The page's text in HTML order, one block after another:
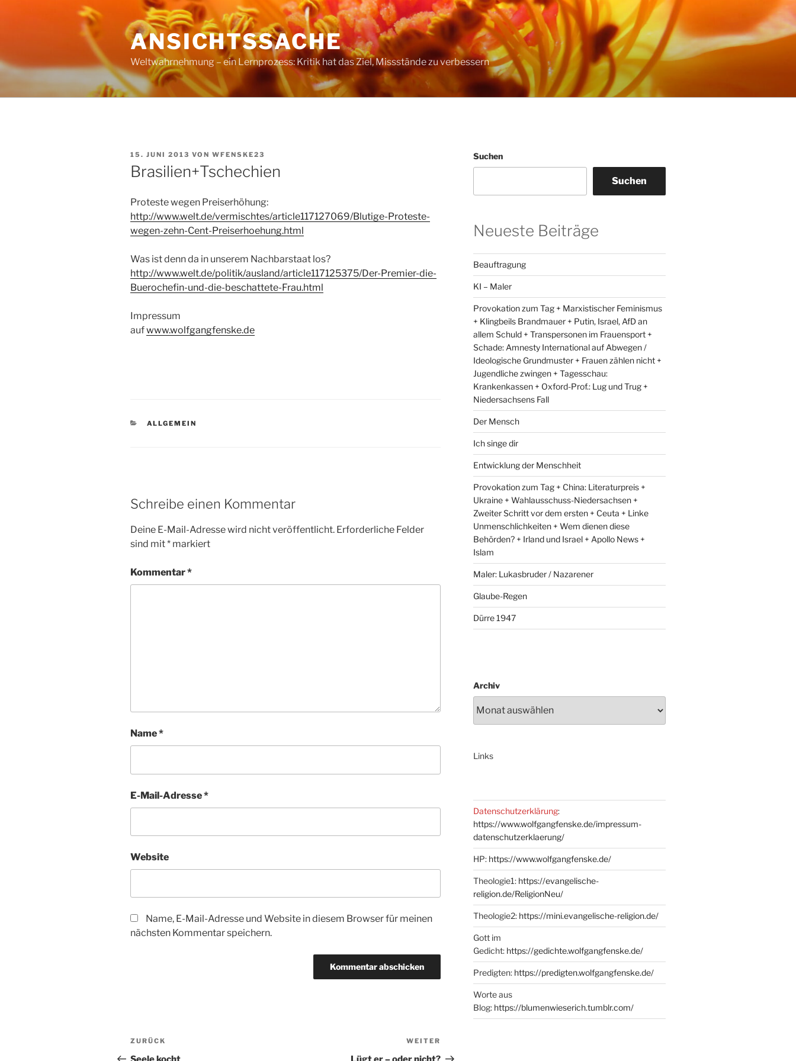
ANSICHTSSACHE
Weltwahrnehmung – ein Lernprozess: Kritik hat das Ziel, Missstände zu verbessern
VERÖFFENTLICHT
AM
15. JUNI 2013 VON WFENSKE23
Brasilien+Tschechien
Proteste wegen Preiserhöhung:
http://www.welt.de/vermischtes/article117127069/Blutige-Proteste-
wegen-zehn-Cent-Preiserhoehung.html
Was ist denn da in unserem Nachbarstaat los?
http://www.welt.de/politik/ausland/article117125375/Der-Premier-die-
Buerochefin-und-die-beschattete-Frau.html
Impressum
aufwww.wolfgangfenske.de
KATEGORIEN
ALLGEMEIN
Schreibe einen Kommentar
Deine E-Mail-Adresse wird nicht veröffentlicht. Erforderliche Felder
sind mit* markiert
Kommentar*
Name*
E-Mail-Adresse*
Website
Name, E-Mail-Adresse und Website in diesem Browser für meinen
nächsten Kommentar speichern.
Beitragsnavigation
Vorheriger
Beitrag
ZURÜCK
Beitrag
WEITER
Suchen
Suchen
Neueste Beiträge
Beauftragung
KI – Maler
Provokation zum Tag + Marxistischer Feminismus
+ Klingbeils Brandmauer + Putin, Israel, AfD an
allem Schuld + Transpersonen im Frauensport +
Schade: Amnesty International auf Abwegen /
Ideologische Grundmuster + Frauen zählen nicht +
Jugendliche zwingen + Tagesschau:
Krankenkassen + Oxford-Prof.: Lug und Trug +
Niedersachsens Fall
Der Mensch
Ich singe dir
Entwicklung der Menschheit
Provokation zum Tag + China: Literaturpreis +
Ukraine + Wahlausschuss-Niedersachsen +
Zweiter Schritt vor dem ersten + Ceuta + Linke
Unmenschlichkeiten + Wem dienen diese
Behörden? + Irland und Israel + Apollo News +
Islam
Maler: Lukasbruder / Nazarener
Glaube-Regen
Dürre 1947
Archiv
Links
Datenschutzerklärung:
https://www.wolfgangfenske.de/impressum-
datenschutzerklaerung/
HP: https://www.wolfgangfenske.de/
Theologie1: https://evangelische-
religion.de/ReligionNeu/
Theologie2: https://mini.evangelische-religion.de/
Gott im
Gedicht: https://gedichte.wolfgangfenske.de/
Predigten: https://predigten.wolfgangfenske.de/
Worte aus
Blog: https://blumenwieserich.tumblr.com/